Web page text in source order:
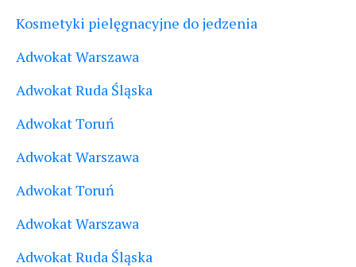
Kosmetyki pielęgnacyjne do jedzenia
Adwokat Warszawa
Adwokat Ruda Śląska
Adwokat Toruń
Adwokat Warszawa
Adwokat Toruń
Adwokat Warszawa
Adwokat Ruda Śląska